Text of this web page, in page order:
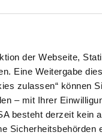
der Webseite,
Eine Weitergabe
zulassen“ können
– mit Ihrer
besteht derzeit kein
Sicherheitsbehörden
LE/LEADER 23-27